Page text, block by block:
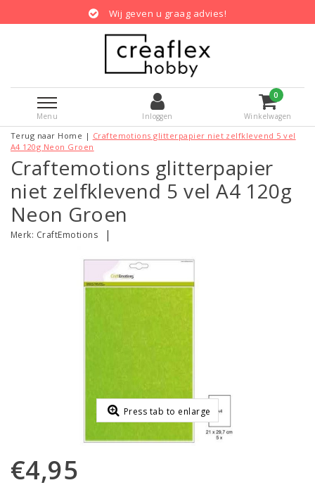
Wij geven u graag advies!
Menu Inloggen
0
Winkelwagen
Terug naar Home | Craftemotions glitterpapier niet zelfklevend 5 vel
A4 120g Neon Groen
Craftemotions glitterpapier
niet zelfklevend 5 vel A4 120g
Neon Groen
Merk: CraftEmotions |
Press tab to enlarge
€4,95